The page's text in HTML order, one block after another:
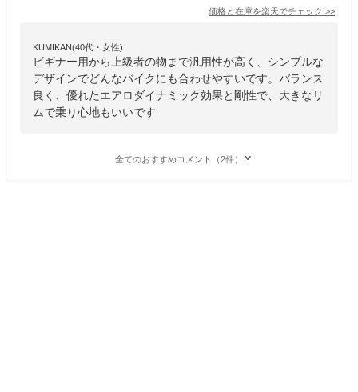
価格と在庫を楽天でチェック >>
KUMIKAN(40代・女性)
ビギナー用から上級者の物まで汎用性が高く、シンプルな
デザインでどんなバイクにも合わせやすいです。バランス
良く、優れたエアロダイナミック効果と剛性で、大きなリ
ムで乗り心地もいいです
全てのおすすめコメント（2件）